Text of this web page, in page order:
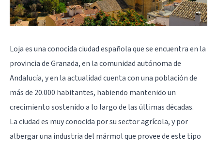
Loja es una conocida ciudad española que se encuentra en la
provincia de Granada, en la comunidad autónoma de
Andalucía, y en la actualidad cuenta con una población de
más de 20.000 habitantes, habiendo mantenido un
crecimiento sostenido a lo largo de las últimas décadas.
La ciudad es muy conocida por su sector agrícola, y por
albergar una industria del mármol que provee de este tipo